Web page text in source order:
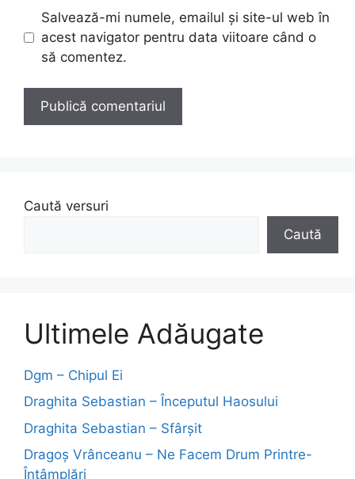
Salvează-mi numele, emailul și site-ul web în
acest navigator pentru data viitoare când o
să comentez.
Caută versuri
Caută
Ultimele Adăugate
Dgm – Chipul Ei
Draghita Sebastian – Începutul Haosului
Draghita Sebastian – Sfârșit
Dragoş Vrânceanu – Ne Facem Drum Printre-
Întâmplări